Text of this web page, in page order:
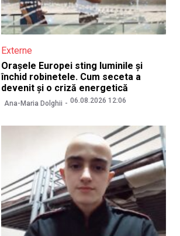
Externe
Orașele Europei sting luminile și
închid robinetele. Cum seceta a
devenit și o criză energetică
Ana-Maria Dolghii 06.08.2026 12:06